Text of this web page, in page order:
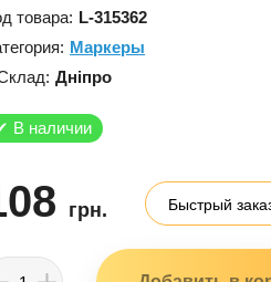
товара: L-315362
Маркеры
Дніпро
В наличии
грн. Быстрый